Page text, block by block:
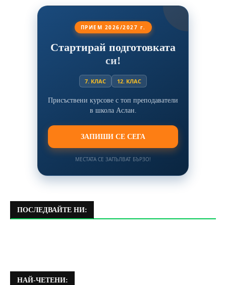
ПРИЕМ 2026/2027 г.
Стартирай подготовката
си!
7. КЛАС 12. КЛАС
Присъствени курсове с топ преподаватели
в школа Аслан.
ЗАПИШИ СЕ СЕГА
МЕСТАТА СЕ ЗАПЪЛВАТ БЪРЗО!
ПОСЛЕДВАЙТЕ НИ:
НАЙ-ЧЕТЕНИ: